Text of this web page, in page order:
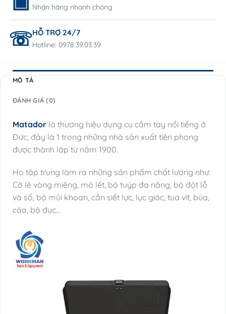
Nhận hàng nhanh chóng
HỖ TRỢ 24/7
Hotline: 0978.39.03.39
MÔ TẢ
ĐÁNH GIÁ (0)
Matador là thương hiệu dụng cụ cầm tay nổi tiếng ở
Đức, đây là 1 trong những nhà sản xuất tiên phong
được thành lập từ năm 1900.
Họ tập trung làm ra những sản phẩm chất lượng như:
Cờ lê vòng miệng, mỏ lết, bộ tuýp đa năng, bộ đột lỗ
và số, bộ mũi khoan, cần siết lực, lục giác, tua vít, búa,
cảo, bộ đục…